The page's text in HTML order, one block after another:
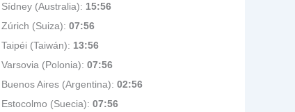
Sídney (Australia): 15:56
Zúrich (Suiza): 07:56
Taipéi (Taiwán): 13:56
Varsovia (Polonia): 07:56
Buenos Aires (Argentina): 02:56
Estocolmo (Suecia): 07:56